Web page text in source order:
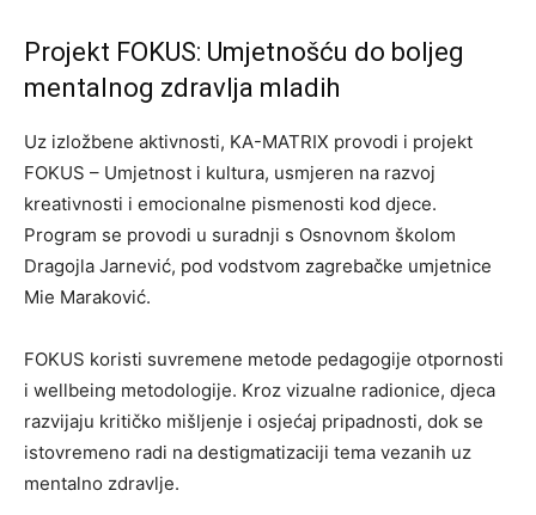
Projekt FOKUS: Umjetnošću do boljeg
mentalnog zdravlja mladih
Uz izložbene aktivnosti, KA-MATRIX provodi i projekt
FOKUS – Umjetnost i kultura, usmjeren na razvoj
kreativnosti i emocionalne pismenosti kod djece.
Program se provodi u suradnji s Osnovnom školom
Dragojla Jarnević, pod vodstvom zagrebačke umjetnice
Mie Maraković.
FOKUS koristi suvremene metode pedagogije otpornosti
i wellbeing metodologije. Kroz vizualne radionice, djeca
razvijaju kritičko mišljenje i osjećaj pripadnosti, dok se
istovremeno radi na destigmatizaciji tema vezanih uz
mentalno zdravlje.